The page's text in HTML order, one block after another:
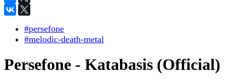
#persefone
#melodic-death-metal
Persefone - Katabasis (Official)